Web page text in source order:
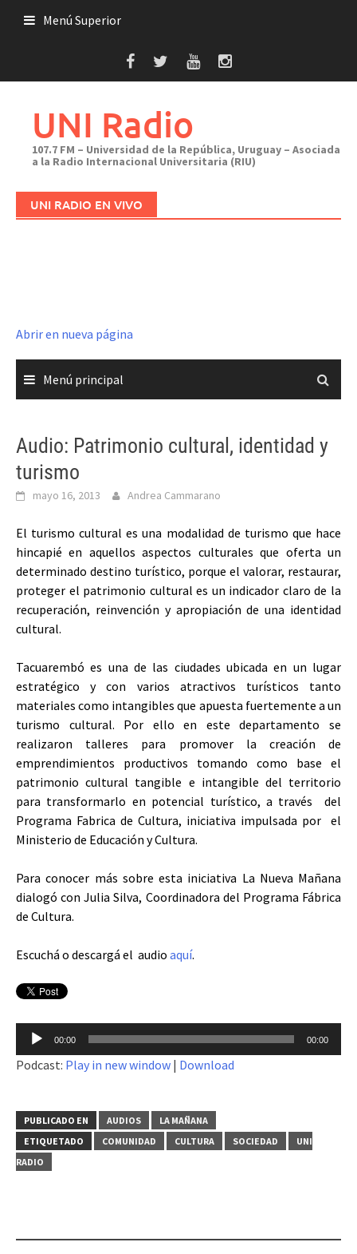
Menú Superior
UNI Radio
107.7 FM – Universidad de la República, Uruguay – Asociada
a la Radio Internacional Universitaria (RIU)
UNI RADIO EN VIVO
Abrir en nueva página
Menú principal
Audio: Patrimonio cultural, identidad y
turismo
mayo 16, 2013 Andrea Cammarano
El turismo cultural es una modalidad de turismo que hace
hincapié en aquellos aspectos culturales que oferta un
determinado destino turístico, porque el valorar, restaurar,
proteger el patrimonio cultural es un indicador claro de la
recuperación, reinvención y apropiación de una identidad
cultural.
Tacuarembó es una de las ciudades ubicada en un lugar
estratégico y con varios atractivos turísticos tanto
materiales como intangibles que apuesta fuertemente a un
turismo cultural. Por ello en este departamento se
realizaron talleres para promover la creación de
emprendimientos productivos tomando como base el
patrimonio cultural tangible e intangible del territorio
para transformarlo en potencial turístico, a través del
Programa Fabrica de Cultura, iniciativa impulsada por el
Ministerio de Educación y Cultura.
Para conocer más sobre esta iniciativa La Nueva Mañana
dialogó con Julia Silva, Coordinadora del Programa Fábrica
de Cultura.
Escuchá o descargá el audio aquí.
Reproductor
de
audio
00:00 00:00
Podcast: Play in new window | Download
PUBLICADO EN AUDIOS
LA MAÑANA
ETIQUETADO
COMUNIDAD CULTURA SOCIEDAD
UNI
RADIO